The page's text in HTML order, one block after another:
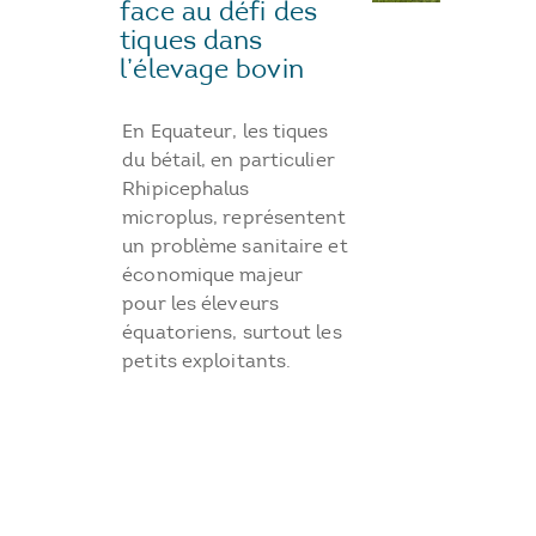
face au défi des
tiques dans
l’élevage bovin
En Equateur, les tiques
du bétail, en particulier
Rhipicephalus
microplus, représentent
un problème sanitaire et
économique majeur
pour les éleveurs
équatoriens, surtout les
petits exploitants.